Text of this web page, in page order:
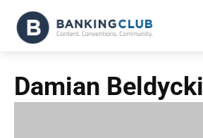
Damian Beldycki